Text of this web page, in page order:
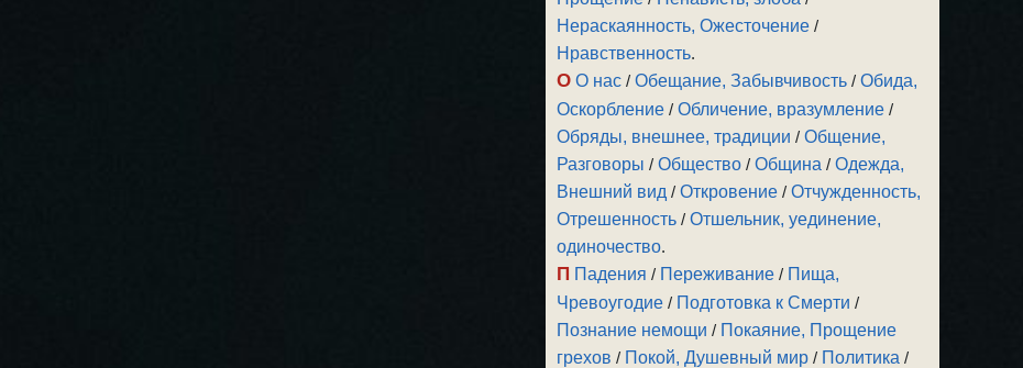
Нераскаянность, Ожесточение /
Нравственность.
О О нас /Обещание, Забывчивость /Обида,
Оскорбление /Обличение, вразумление /
Обряды, внешнее, традиции /Общение,
Разговоры /Общество /Община /Одежда,
Внешний вид /Откровение /Отчужденность,
Отрешенность /Отшельник, уединение,
одиночество.
П Падения / Переживание / Пища,
Чревоугодие / Подготовка к Смерти /
Познание немощи / Покаяние, Прощение
грехов / Покой, Душевный мир / Политика /